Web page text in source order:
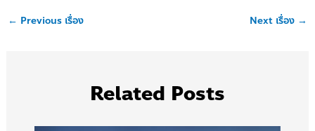
← Previous เรื่อง Next เรื่อง →
Related Posts